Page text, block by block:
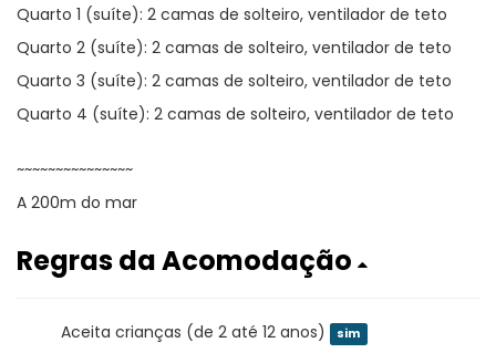
Quarto 1 (suíte): 2 camas de solteiro, ventilador de teto
Quarto 2 (suíte): 2 camas de solteiro, ventilador de teto
Quarto 3 (suíte): 2 camas de solteiro, ventilador de teto
Quarto 4 (suíte): 2 camas de solteiro, ventilador de teto
~~~~~~~~~~~~~~~
A 200m do mar
Regras da Acomodação
Aceita crianças (de 2 até 12 anos) sim